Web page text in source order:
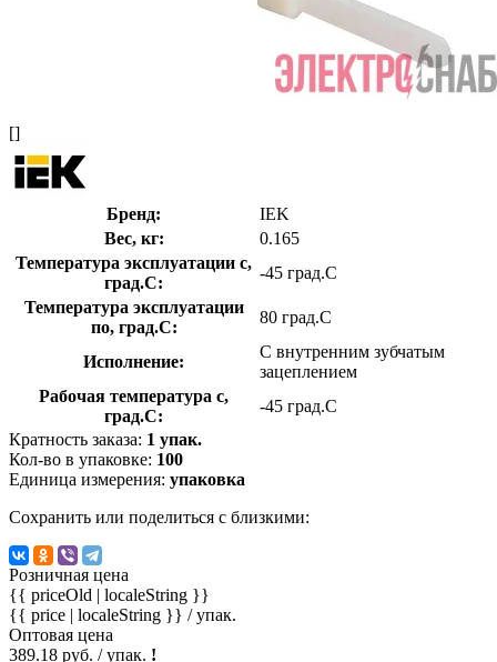
[]
Бренд:
IEK
Вес, кг:
0.165
Температура эксплуатации с,
град.C:
-45 град.C
Температура эксплуатации
по, град.C:
80 град.C
Исполнение:
С внутренним зубчатым
зацеплением
Рабочая температура с,
град.C:
-45 град.C
Кратность заказа: 1 упак.
Кол-во в упаковке: 100
Единица измерения: упаковка
Сохранить или поделиться с близкими:
Розничная цена
{{ priceOld | localeString }}
{{ price | localeString }} / упак.
Оптовая цена
389.18 руб. / упак. !